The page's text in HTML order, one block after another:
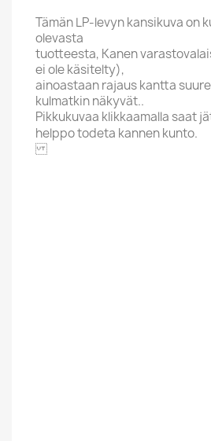
Tämän LP-levyn kansikuva on
olevasta
tuotteesta, Kanen
ei ole käsitelty),
ainoastaan rajaus kantta
kulmatkin näkyvät..
Pikkukuvaa klikkaamalla saat
helppo todeta kannen kunto.